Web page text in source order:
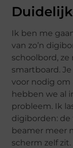
Ik ben me
van zo’n
schoolbord,
smartboard.
voor nodig
hebben we al
probleem. Ik
digiborden: de
beamer meer
scherm zelf